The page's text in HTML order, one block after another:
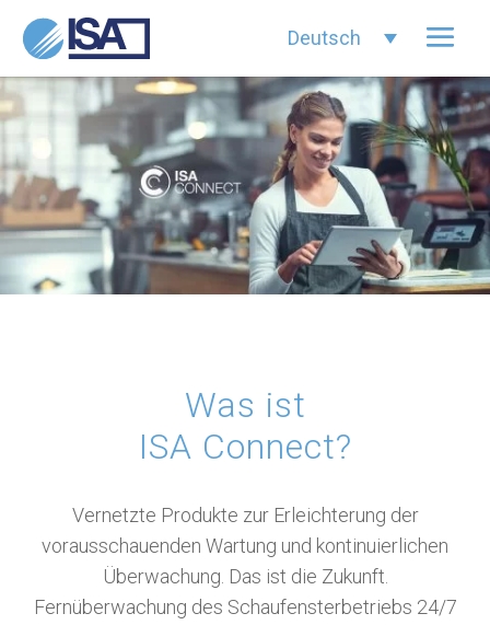
Deutsch
Was ist
ISA Connect?
Vernetzte Produkte zur Erleichterung der
vorausschauenden Wartung und kontinuierlichen
Überwachung. Das ist die Zukunft.
Fernüberwachung des Schaufensterbetriebs 24/7